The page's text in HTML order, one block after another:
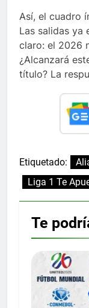
Así, el cuadro
Las salidas ya
claro: el 2026
¿Alcanzará
título? La
Etiquetado:
Liga 1 Te
Te